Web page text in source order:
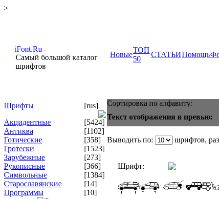
>
Самый большой каталог
шрифтов
Новые
ТОП
50
СТАТЬИПомощь
Шрифты
[rus]
Акцидентные
[5424]
Антиква
[1102]
Готические
[358]
Гротески
[1523]
Зарубежные
[273]
Рукописные
[366]
Символьные
[1384]
Старославянские
[14]
Программы
[10]
Сортировка по алфавиту:
Текст отображения в превью:
Выводить по: шрифтов,
Шрифт: